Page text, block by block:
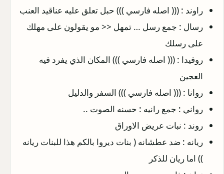
راوند : ((( اصله فارسي ))) حبل تعلق عليه عناقيد العنب
رسال : جمع رسل … تمهل << مو يقولون على مهلك
على رسلك
روفيدا : ((( اصله فارسي ))) المكان الذي يفرد فيه
العجين
روانا : ((( اصله فارسي ))) السفر والدليل
رواني : جمع رانيه : حسنه الصوت ..
روند : نبات عريض الاوراق
ريانه : ضد عطشانه ( بنات ديروا بالكم هذا للبنات ريانه
)) اما ريان للذكر